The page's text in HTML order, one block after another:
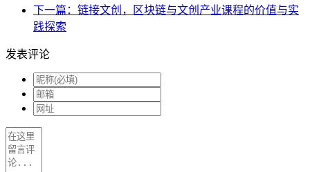
下一篇：链接文创，区块链与文创产业课程的价值与实
践探索
发表评论